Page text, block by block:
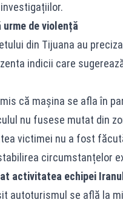
de violență
din Tijuana au
indicii care
că mașina se afla în
nu fusese mutat din
victimei nu a fost
circumstanțelor
activitatea echipei
autoturismul se află la